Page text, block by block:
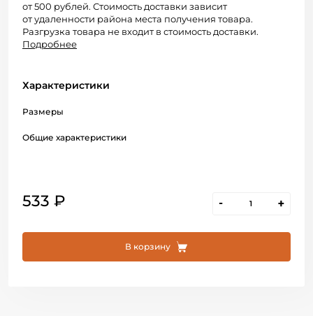
533 ₽ - +
В корзину
от 500 рублей. Стоимость доставки зависит
от удаленности района места получения товара.
Разгрузка товара не входит в стоимость доставки.
Подробнее
Характеристики
Размеры
Общие характеристики